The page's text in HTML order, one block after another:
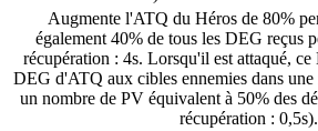
Augmente l'ATQ du Héros de 80%
également 40% de tous les DEG reçus
récupération : 4s. Lorsqu'il est attaqué,
DEG d'ATQ aux cibles ennemies dans une
un nombre de PV équivalent à 50% des
récupération : 0,5s).